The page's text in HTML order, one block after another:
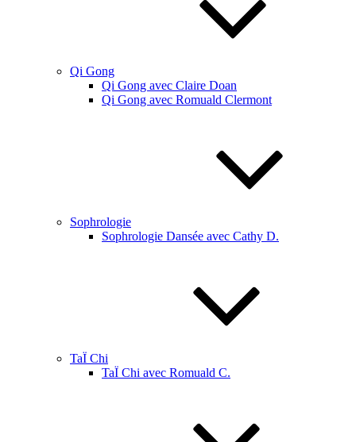
Qi Gong
Qi Gong avec Claire Doan
Qi Gong avec Romuald Clermont
Sophrologie
Sophrologie Dansée avec Cathy D.
TaÏ Chi
TaÏ Chi avec Romuald C.